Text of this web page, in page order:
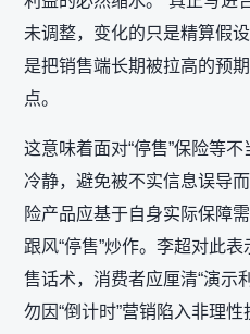
未调整，变化的只是精算假
是把销售端长期被拉高的预
点。
这意味着面对“停售”保险等
冷静，避免被不实信息误导
险产品应基于自身实际保障
跟风“停售”炒作。李超对此
售话术，消费者应厘清“演示
勿因“倒计时”营销陷入非理性